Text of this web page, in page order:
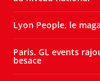
Lyon People, le
Paris. GL events
besace